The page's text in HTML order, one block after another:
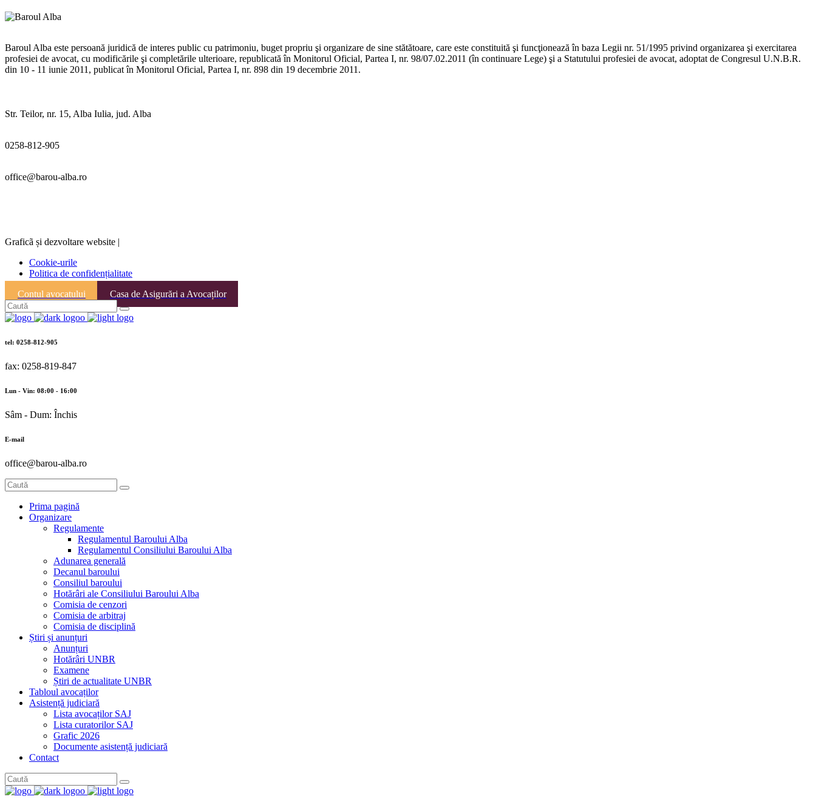
Baroul Alba este persoană juridică de interes public cu patrimoniu, buget propriu şi organizare de sine stătătoare, care este constituită şi funcţionează în baza Legii nr. 51/1995 privind organizarea şi exercitarea
profesiei de avocat, cu modificările şi completările ulterioare, republicată în Monitorul Oficial, Partea I, nr. 98/07.02.2011 (în continuare Lege) şi a Statutului profesiei de avocat, adoptat de Congresul U.N.B.R.
din 10 - 11 iunie 2011, publicat în Monitorul Oficial, Partea I, nr. 898 din 19 decembrie 2011.
Str. Teilor, nr. 15, Alba Iulia, jud. Alba
0258-812-905
office@barou-alba.ro
Graficã și dezvoltare website |
Cookie-urile
Politica de confidențialitate
Contul avocatului
Casa de Asigurări a Avocaților
tel: 0258-812-905
fax: 0258-819-847
Lun - Vin: 08:00 - 16:00
Sâm - Dum: Închis
E-mail
office@barou-alba.ro
Prima pagină
Organizare
Regulamente
Regulamentul Baroului Alba
Regulamentul Consiliului Baroului Alba
Adunarea generală
Decanul baroului
Consiliul baroului
Hotărâri ale Consiliului Baroului Alba
Comisia de cenzori
Comisia de arbitraj
Comisia de disciplină
Știri și anunțuri
Anunțuri
Hotărâri UNBR
Examene
Știri de actualitate UNBR
Tabloul avocaților
Asistență judiciară
Lista avocaților SAJ
Lista curatorilor SAJ
Grafic 2026
Documente asistență judiciară
Contact